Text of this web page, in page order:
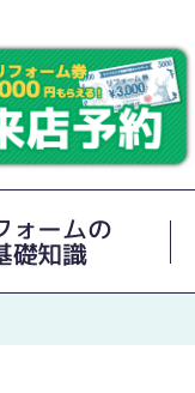
ォームの
礎知識